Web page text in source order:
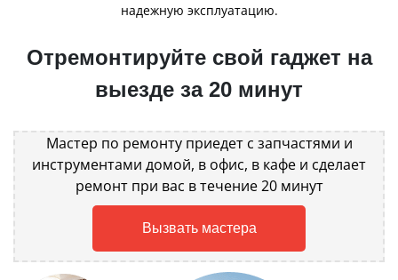
надежную эксплуатацию.
Отремонтируйте свой гаджет на
выезде за 20 минут
Мастер по ремонту приедет с запчастями и
инструментами домой, в офис, в кафе и сделает
ремонт при вас в течение 20 минут
Вызвать мастера